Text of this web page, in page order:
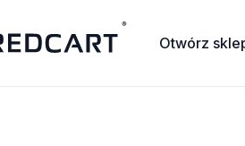
Otwórz